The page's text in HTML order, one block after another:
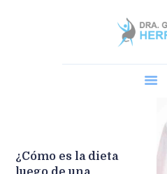
Home
AGENDA UNA CITA
Blog y Preguntas
¿Cómo es la dieta